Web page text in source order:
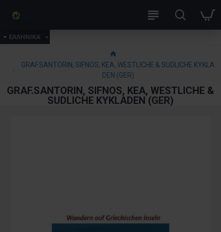
ΕΛΛΗΝΙΚΑ
GRAF.SANTORIN, SIFNOS, KEA, WESTLICHE & SUDLICHE KYKLA
DEN (GER)
GRAF.SANTORIN, SIFNOS, KEA, WESTLICHE &
SUDLICHE KYKLADEN (GER)